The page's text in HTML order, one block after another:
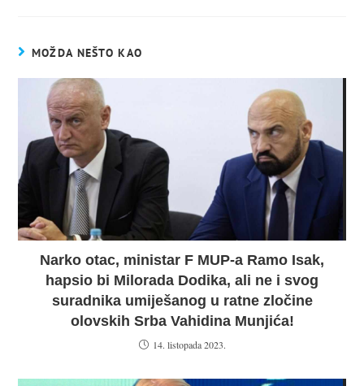
MOŽDA NEŠTO KAO
Narko otac, ministar F MUP-a Ramo Isak,
hapsio bi Milorada Dodika, ali ne i svog
suradnika umiješanog u ratne zločine
olovskih Srba Vahidina Munjića!
14. listopada 2023.